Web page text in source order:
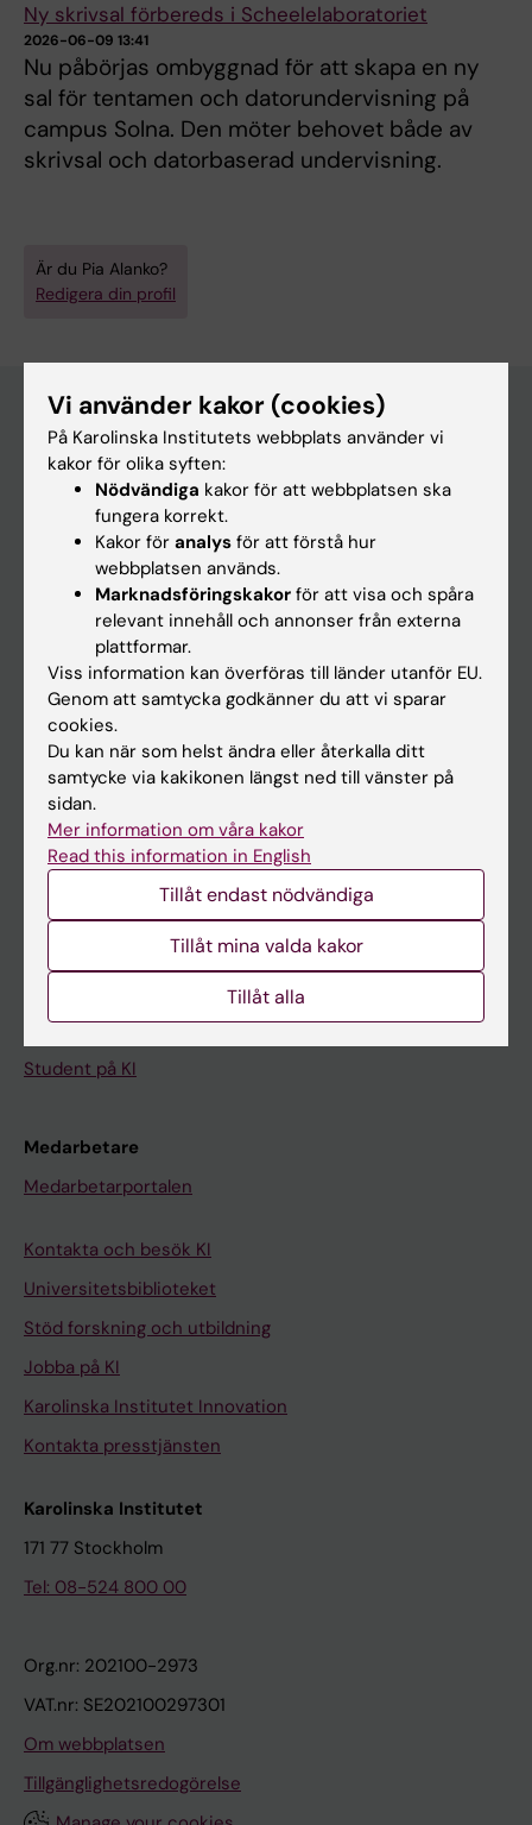
Ny skrivsal förbereds i Scheelelaboratoriet
2026-06-09 13:41
Nu påbörjas ombyggnad för att skapa en ny
sal för tentamen och datorundervisning på
campus Solna. Den möter behovet både av
skrivsal och datorbaserad undervisning.
Är du Pia Alanko?
Redigera din profil
Huvudmeny
Utbildning
Forskarutbildning
Forskning
På gång
Nyheter
Kalender
Student
Ladok
Canvas
Kurs- och programwebbar
Student på KI
Medarbetare
Medarbetarportalen
Kontakta och besök KI
Universitetsbiblioteket
Stöd forskning och utbildning
Jobba på KI
Karolinska Institutet Innovation
Kontakta presstjänsten
Karolinska Institutet
171 77 Stockholm
Tel: 08-524 800 00
Org.nr: 202100-2973
VAT.nr: SE202100297301
Om webbplatsen
Tillgänglighetsredogörelse
Vi använder kakor (cookies)
På Karolinska Institutets webbplats använder vi
kakor för olika syften:
Nödvändiga kakor för att webbplatsen ska
fungera korrekt.
Kakor för analys för att förstå hur
webbplatsen används.
Marknadsföringskakor för att visa och spåra
relevant innehåll och annonser från externa
plattformar.
Viss information kan överföras till länder utanför EU.
Genom att samtycka godkänner du att vi sparar
cookies.
Du kan när som helst ändra eller återkalla ditt
samtycke via kakikonen längst ned till vänster på
sidan.
Mer information om våra kakor
Read this information in English
Tillåt endast nödvändiga
Tillåt mina valda kakor
Tillåt alla